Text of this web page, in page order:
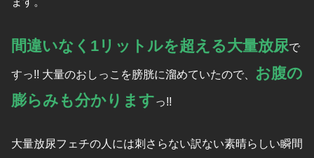
間違いなく1リットルを超える大量放尿で
すっ!! 大量のおしっこを膀胱に溜めていたので、
お腹の
膨らみも分かりますっ!!
大量放尿フェチの人には刺さらない訳ない素晴らしい瞬間